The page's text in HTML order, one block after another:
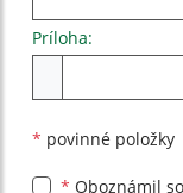
Príloha:
* povinné položky
* Oboznámil